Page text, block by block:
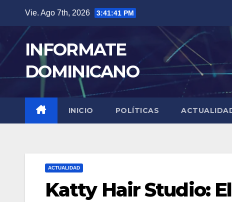
content
Vie. Ago 7th, 2026 3:41:41 PM
INFORMATE
DOMINICANO
INICIO POLÍTICAS
ACTUALIDAD
Katty Hair Studio: